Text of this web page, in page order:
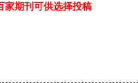
期刊可供选择投稿